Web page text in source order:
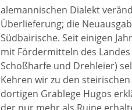
alemannischen Dialekt
Überlieferung; die
Südbairische. Seit einigen
mit Fördermitteln des
Schoßharfe und Drehleier)
Kehren wir zu den
dortigen Grablege Hugos
der nur mehr als Ruine